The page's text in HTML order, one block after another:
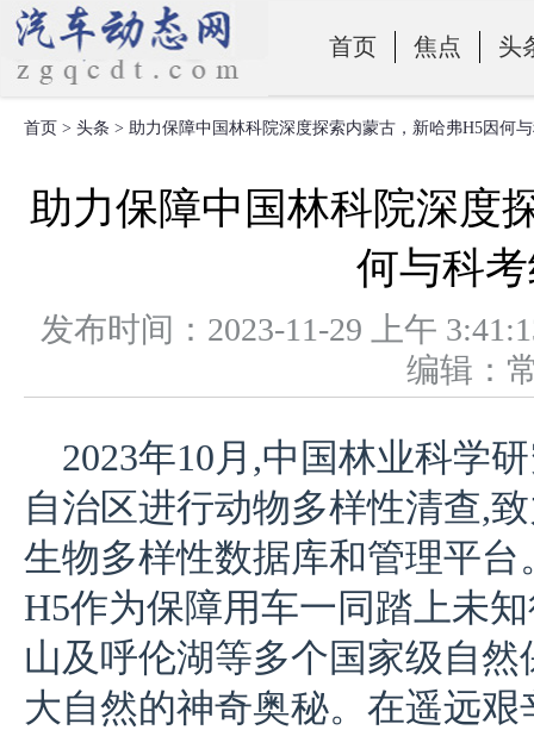
首页 焦点 头
零部件
首页 > 头条 > 助力保障中国林科院深度探索内蒙古，新哈弗H5因何
助力保障中国林科院深度
何与科
发布时间：2023-11-29 上午
编辑
2023年10月,中国林业科学
自治区进行动物多样性清查,
生物多样性数据库和管理平
H5作为保障用车一同踏上未
山及呼伦湖等多个国家级自
大自然的神奇奥秘。在遥远